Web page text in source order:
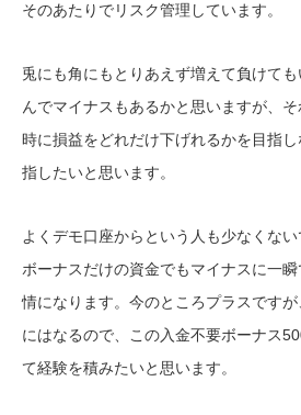
そのあたりでリスク管理しています。
兎にも角にもとりあえず増えて負けて
んでマイナスもあるかと思いますが、
時に損益をどれだけ下げれるかを目指
指したいと思います。
よくデモ口座からという人も少なくな
ボーナスだけの資金でもマイナスに一
情になります。今のところプラスです
にはなるので、この入金不要ボーナス
て経験を積みたいと思います。